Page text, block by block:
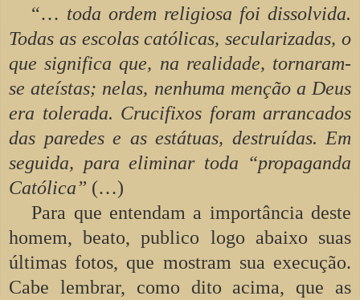
“… toda ordem religiosa foi dissolvida.
Todas as escolas católicas, secularizadas, o
que significa que, na realidade, tornaram-
se ateístas; nelas, nenhuma menção a Deus
era tolerada. Crucifixos foram arrancados
das paredes e as estátuas, destruídas. Em
seguida, para eliminar toda “propaganda
Católica” (…)
Para que entendam a importância deste
homem, beato, publico logo abaixo suas
últimas fotos, que mostram sua execução.
Cabe lembrar, como dito acima, que as